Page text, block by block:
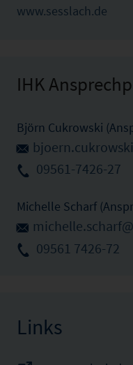
www.sesslach.de
IHK
Björn Cukrowski
09561-7426-27
Michelle Scharf
09561 7426-72
Links